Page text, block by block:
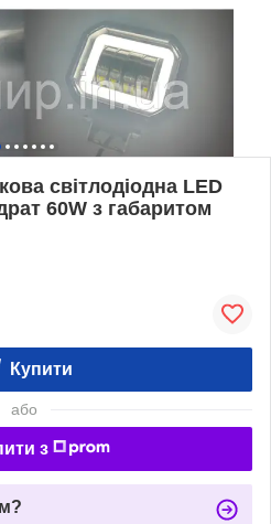
світлодіодна LED
60W з габаритом
Купити
або
з